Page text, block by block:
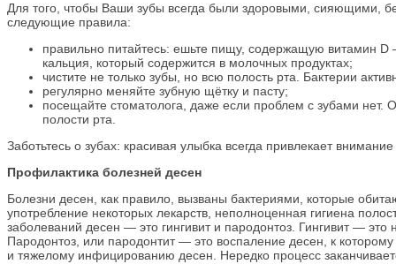
Для того, чтобы Ваши зубы всегда были здоровыми, сияющими,
следующие правила:
правильно питайтесь: ешьте пищу, содержащую витамин
кальция, который содержится в молочных продуктах;
чистите не только зубы, но всю полость рта. Бактерии
регулярно меняйте зубную щётку и пасту;
посещайте стоматолога, даже если проблем с зубами нет.
полости рта.
Заботьтесь о зубах: красивая улыбка всегда привлекает
Профилактика болезней десен
Болезни десен, как правило, вызваны бактериями, которые
употребление некоторых лекарств, неполноценная гигиена
заболеваний десен — это гингивит и пародонтоз. Гингивит —
Пародонтоз, или пародонтит — это воспаление десен, к
и тяжелому инфицированию десен. Нередко процесс